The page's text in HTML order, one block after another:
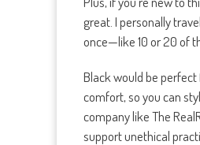
great. I personally
once—like 10 or 20 of
Black would be perfect
comfort, so you can
company like The
support unethical